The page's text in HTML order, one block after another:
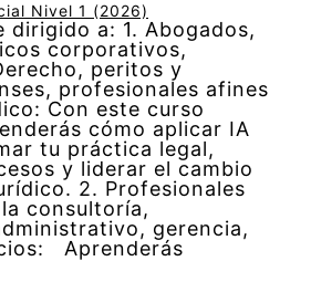
Nivel 1 (2026)
dirigido a: 1. Abogados,
corporativos,
peritos y
profesionales afines
Con este curso
cómo aplicar IA
tu práctica legal,
y liderar el cambio
2. Profesionales
consultoría,
gerencia,
Aprenderás